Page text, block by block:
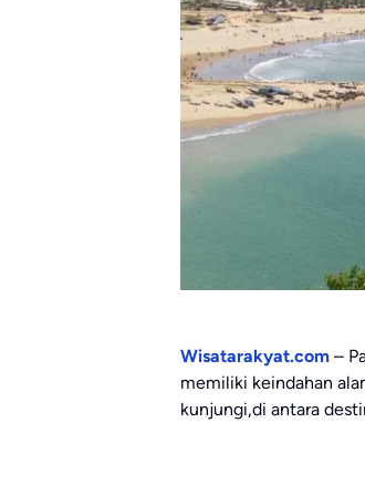
Wisatarakyat.com –
memiliki keindahan
kunjungi,di antara